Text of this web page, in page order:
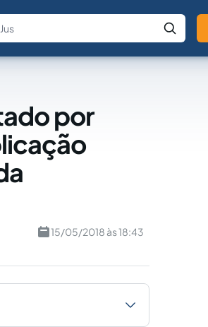
Fale com a IA Buscar no Jus
por
15/05/2018 às 18:43